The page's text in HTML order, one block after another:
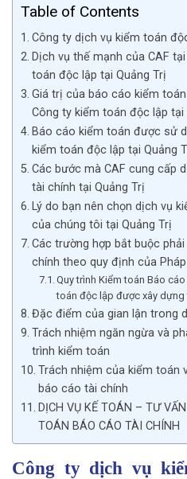
Table of Contents
Công ty dịch vụ kiểm toán
Dịch vụ thế mạnh của CAF
toán độc lập tại Quảng Trị
Giá trị của báo cáo kiểm
Công ty kiểm toán độc lập tại
Báo cáo kiểm toán được sử
kiểm toán độc lập tại Quảng
Các bước mà CAF cung cấp
tài chính tại Quảng Trị
Lý do bạn nên chọn dịch vụ
của chúng tôi tại Quảng Trị
Các trường hợp bắt buộc
chính theo quy định của
Quy trình Kiểm toán Báo
toán độc lập được xây dựng
Đặc điểm của gian lận trong
Trách nhiệm ngăn ngừa và
trình kiểm toán
Trách nhiệm của kiểm toán
báo cáo tài chính
DỊCH VỤ KẾ TOÁN – TƯ
TOÁN BÁO CÁO TÀI CHÍNH
Công ty dịch vụ